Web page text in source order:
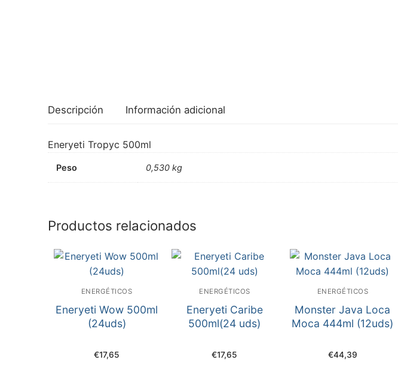
Descripción Información adicional
Eneryeti Tropyc 500ml
Peso 0,530 kg
Productos relacionados
ENERGÉTICOS
Eneryeti Wow 500ml
(24uds)
€17,65
ENERGÉTICOS
Eneryeti Caribe
500ml(24 uds)
€17,65
ENERGÉTICOS
Monster Java Loca
Moca 444ml (12uds)
€44,39